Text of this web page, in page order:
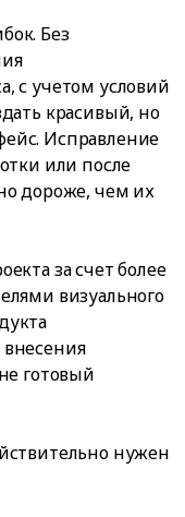
Без
с учетом условий
красивый, но
Исправление
или после
дороже, чем их
за счет более
визуального
готовый
нужен